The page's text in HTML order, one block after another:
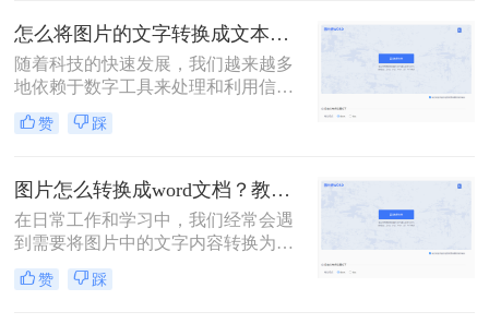
如从书籍、报纸、海报、名片，甚至
是手写笔记中提取信息。那么照片上
的文字怎么转成word文档呢？本文将
介绍几种常用的方法，帮助你轻松地
将照片上的文字转换成Word文档。
怎么将图片的文字转换成文本？这里教你3种方法！
随着科技的快速发展，我们越来越多
地依赖于数字工具来处理和利用信
息。在日常生活中，我们经常会遇到
需要将图片中的文字转换成可编辑文
片中的标语、还是社交媒体上的图片
中提取信息，将图片中的文字转换成
文本都是一项非常实用的技能。那么
怎么将图片的文字转换成文本呢？本
文将详细介绍几种常用的方法，帮助
你轻松实现图片文字到文本的转换。
赞 踩
图片怎么转换成word文档？教你3种简单方法！
在日常工作和学习中，我们经常会遇
到需要将图片中的文字内容转换为
Word文档的情况。这可能是因为图片
中的文字内容需要编辑、修改或进一
赞 踩